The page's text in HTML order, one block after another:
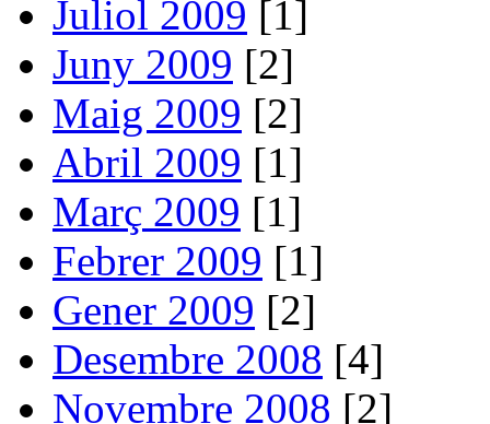
Juliol 2009 [1]
Juny 2009 [2]
Maig 2009 [2]
Abril 2009 [1]
Març 2009 [1]
Febrer 2009 [1]
Gener 2009 [2]
Desembre 2008 [4]
Novembre 2008 [2]